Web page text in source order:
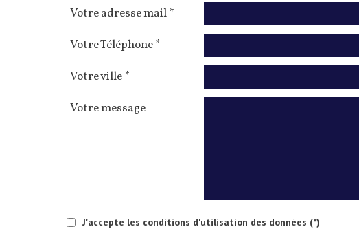
Votre adresse mail *
Votre Téléphone *
Votre ville *
Votre message
J'accepte les conditions d'utilisation des données (*)